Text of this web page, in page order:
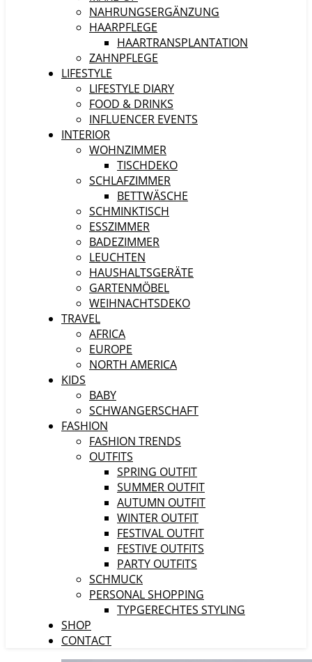
NAHRUNGSERGÄNZUNG
HAARPFLEGE
HAARTRANSPLANTATION
ZAHNPFLEGE
LIFESTYLE
LIFESTYLE DIARY
FOOD & DRINKS
INFLUENCER EVENTS
INTERIOR
WOHNZIMMER
TISCHDEKO
SCHLAFZIMMER
BETTWÄSCHE
SCHMINKTISCH
ESSZIMMER
BADEZIMMER
LEUCHTEN
HAUSHALTSGERÄTE
GARTENMÖBEL
WEIHNACHTSDEKO
TRAVEL
AFRICA
EUROPE
NORTH AMERICA
KIDS
BABY
SCHWANGERSCHAFT
FASHION
FASHION TRENDS
OUTFITS
SPRING OUTFIT
SUMMER OUTFIT
AUTUMN OUTFIT
WINTER OUTFIT
FESTIVAL OUTFIT
FESTIVE OUTFITS
PARTY OUTFITS
SCHMUCK
PERSONAL SHOPPING
TYPGERECHTES STYLING
SHOP
CONTACT